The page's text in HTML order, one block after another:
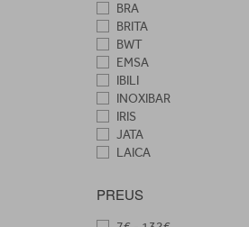
BRA
BRITA
BWT
EMSA
IBILI
INOXIBAR
IRIS
JATA
LAICA
PREUS